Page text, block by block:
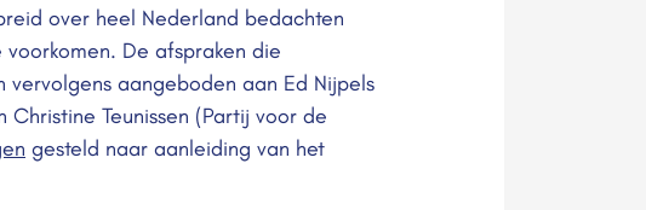
over heel Nederland bedachten
De afspraken die
vervolgens aangeboden aan Ed Nijpels
Teunissen (Partij voor de
gesteld naar aanleiding van het